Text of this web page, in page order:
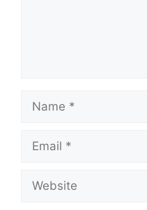
Name
Email
Website